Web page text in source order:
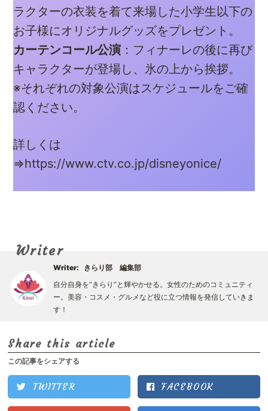
ラクターの衣装を着て来場した小学生以下の
お子様にオリジナルグッズをプレゼント。
カーテンコール公演 ：フィナーレの後に再び
キャラクターが登場し、氷の上から挨拶。
※それぞれの対象公演はスケジュールをご確
認ください。
詳しくは
⇒https://www.ctv.co.jp/disneyonice/
Writer
Writer:
きらり部 編集部
自分自身を“きらり”と輝やかせる。女性のためのコミュニティ
ー。美容・コスメ・グルメなど役に立つ情報を発信していきま
す！
Share this article
この記事をシェアする
TWITTER FACEBOOK